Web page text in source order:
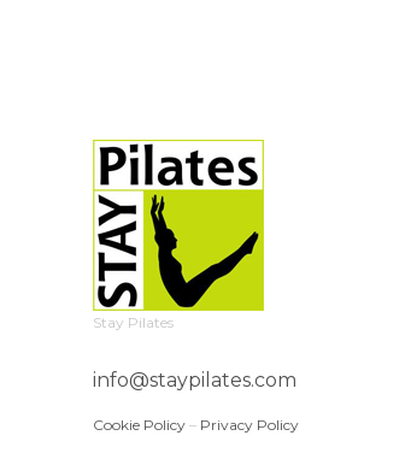
Stay Pilates
info@staypilates.com
Cookie Policy – Privacy Policy